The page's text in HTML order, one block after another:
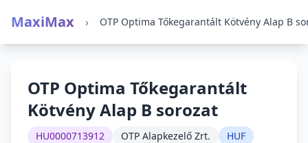
MaxiMax ›
OTP Optima Tőkegarantált
Kötvény Alap B sorozat
HU0000713912 OTP Alapkezelő Zrt. HUF